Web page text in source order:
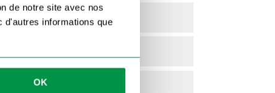
de notre site avec nos
d'autres informations que
OK